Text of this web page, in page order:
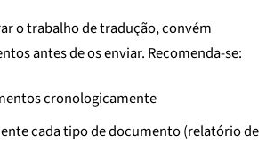
o trabalho de tradução, convém
antes de os enviar. Recomenda-se:
cronologicamente
cada tipo de documento (relatório de